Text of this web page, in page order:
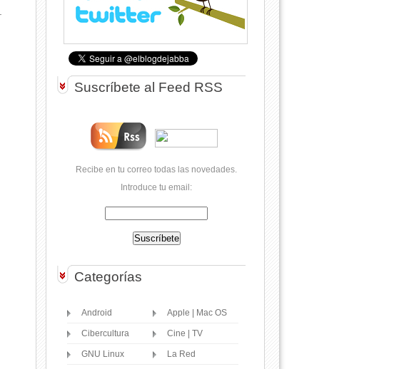
Suscríbete al Feed RSS
Recibe en tu correo todas las novedades.
Introduce tu email:
Categorías
Android Apple | Mac OS
Cibercultura Cine | TV
GNU Linux La Red